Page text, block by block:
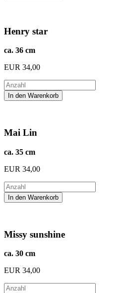
Henry star
ca. 36 cm
EUR 34,00
Mai Lin
ca. 35 cm
EUR 34,00
Missy sunshine
ca. 30 cm
EUR 34,00